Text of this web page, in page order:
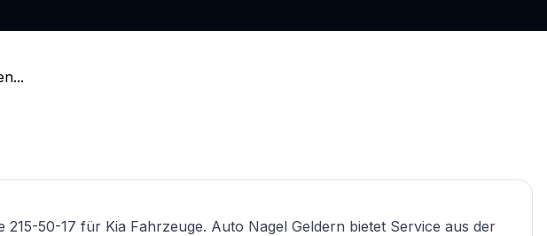
215-50-17 für Kia Fahrzeuge. Auto Nagel Geldern bietet Service aus der